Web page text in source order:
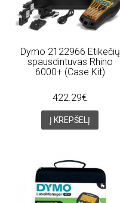
Dymo 2122966 Etikečių
spausdintuvas Rhino
6000+ (Case Kit)
422.29€
Į KREPŠELĮ